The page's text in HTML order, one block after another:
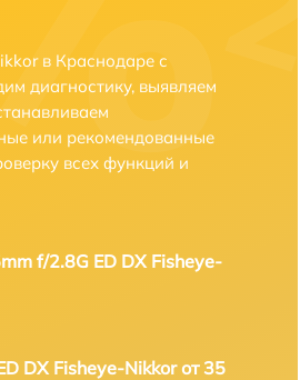
в Краснодаре с
диагностику, выявляем
или рекомендованные
всех функций и
f/2.8G ED DX Fisheye-
DX Fisheye-Nikkor от 35